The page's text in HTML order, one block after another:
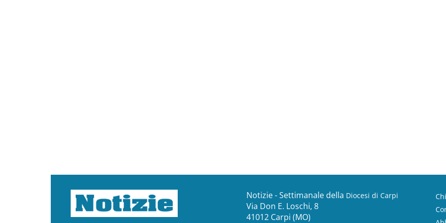
Notizie - Settimanale della Diocesi di Carpi
Via Don E. Loschi, 8
41012 Carpi (MO)